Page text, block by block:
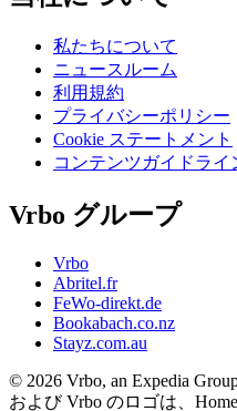
私たちについて
ニュースルーム
利用規約
プライバシーポリシー
Cookie ステートメント
コンテンツガイドラ
Vrbo グループ
Vrbo
Abritel.fr
FeWo-direkt.de
Bookabach.co.nz
Stayz.com.au
© 2026 Vrbo, an Expedia
および Vrbo のロゴは、